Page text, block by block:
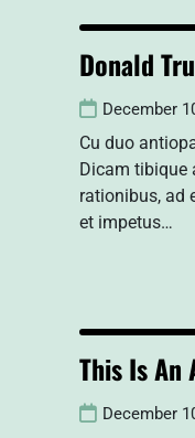
Donald
December
Cu duo
Dicam tibique
rationibus, ad
et impetus…
This Is An
December